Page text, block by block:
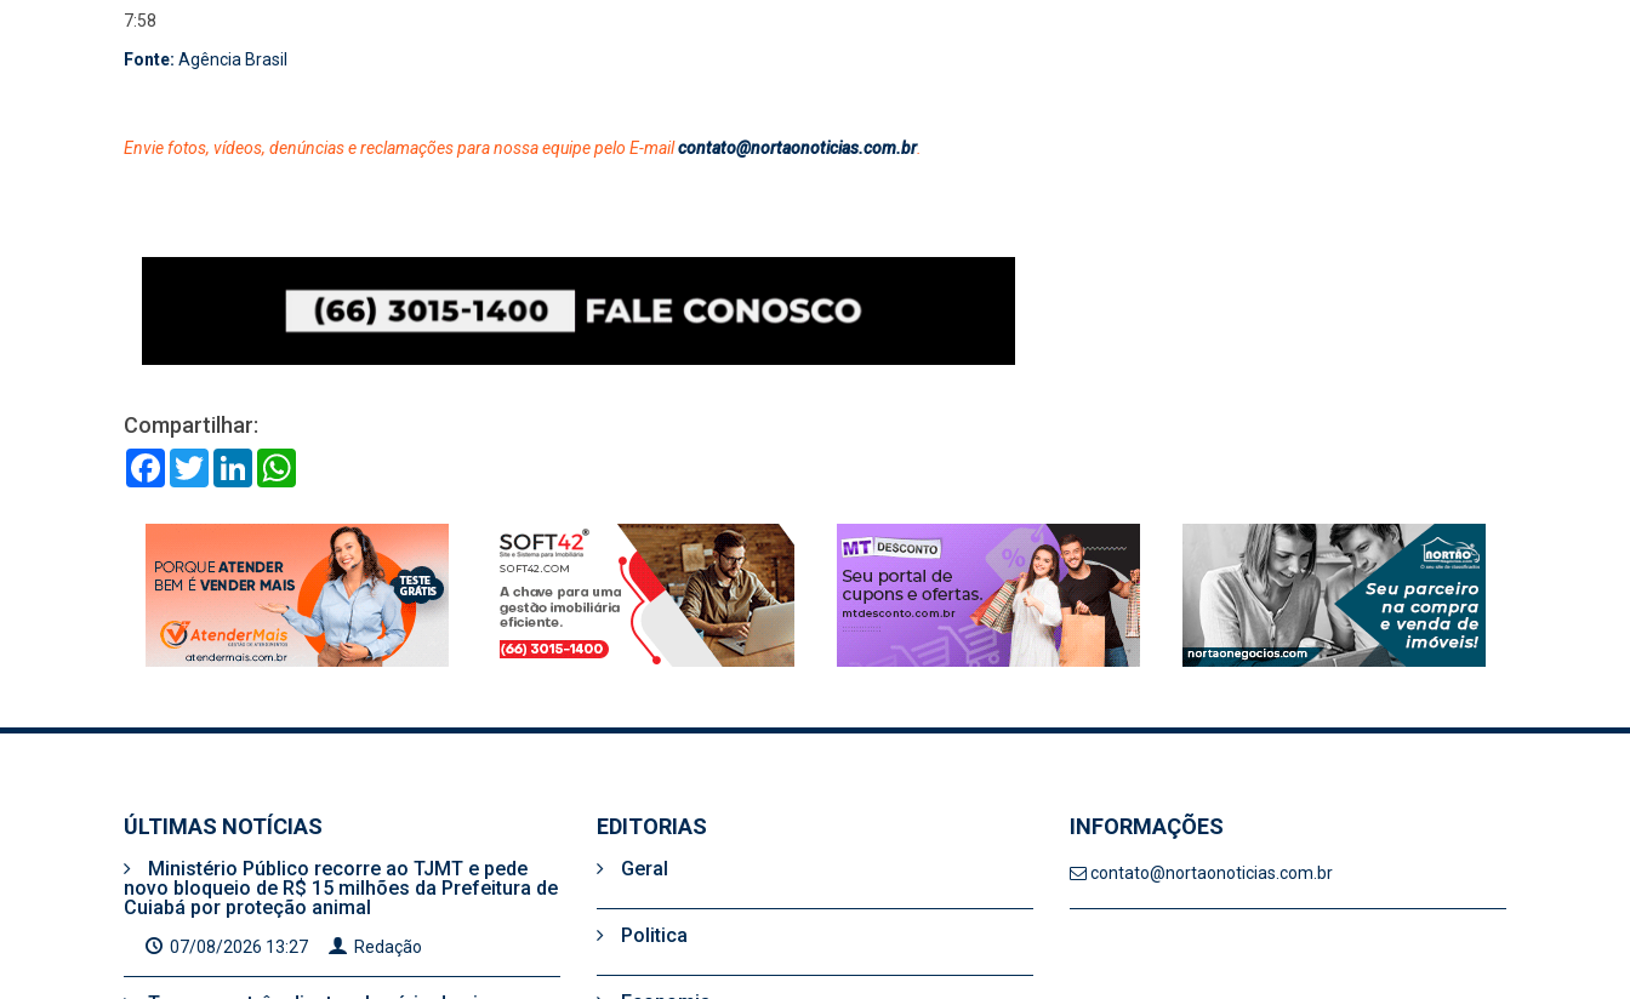
7:58
Fonte: Agência Brasil
Envie fotos, vídeos, denúncias e reclamações para nossa equipe pelo E-mailcontato@nortaonoticias.com.br.
Compartilhar:
FacebookTwitterLinkedIn
ÚLTIMAS NOTÍCIAS
Ministério Público recorre ao TJMT e pede
novo bloqueio de R$ 15 milhões da Prefeitura de
Cuiabá por proteção animal
07/08/2026 13:27 Redação
EDITORIAS
Geral
Politica
INFORMAÇÕES
contato@nortaonoticias.com.br